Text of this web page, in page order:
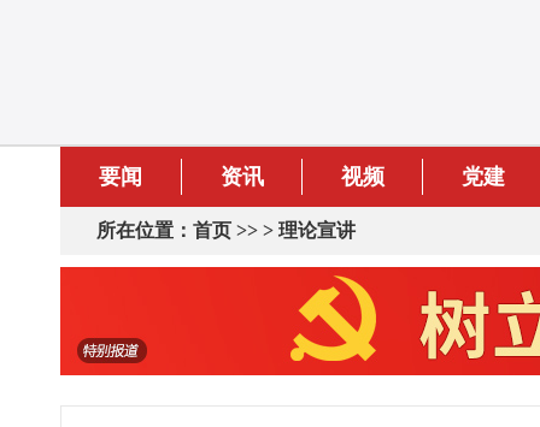
要闻 资讯 视频 党建
所在位置： 首页 >> > 理论宣讲